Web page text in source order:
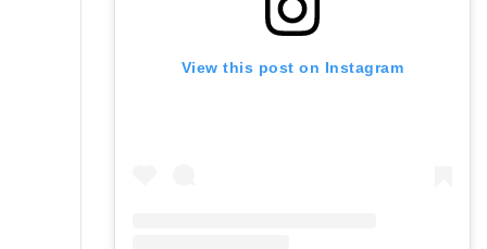
View this post on Instagram